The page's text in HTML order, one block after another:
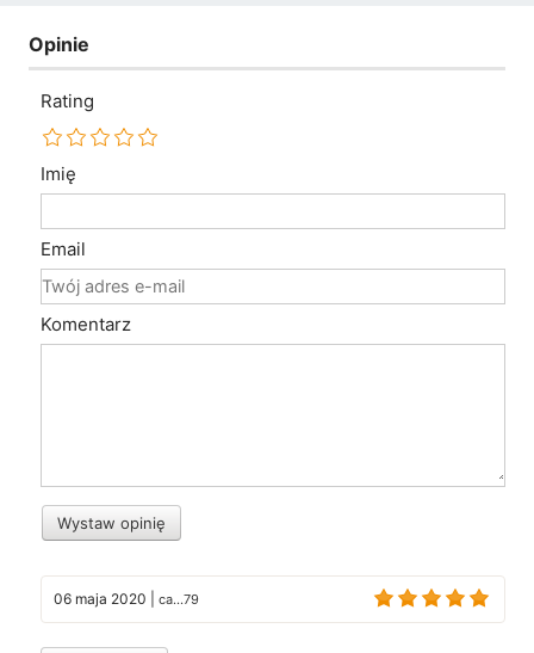
Opinie
Rating
Imię
Email
Komentarz
Wystaw opinię
06 maja 2020 ca...79